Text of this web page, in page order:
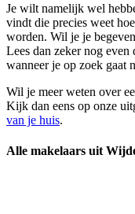
Je wilt namelijk wel
vindt die precies weet
worden. Wil je je
Lees dan zeker nog
wanneer je op zoek gaat
Wil je meer weten over
Kijk dan eens op onze
van je huis.
Alle makelaars uit